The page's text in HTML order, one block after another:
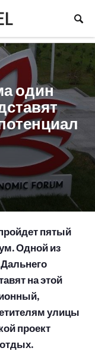
один
пятый
Одной из
на этой
улицы
проект